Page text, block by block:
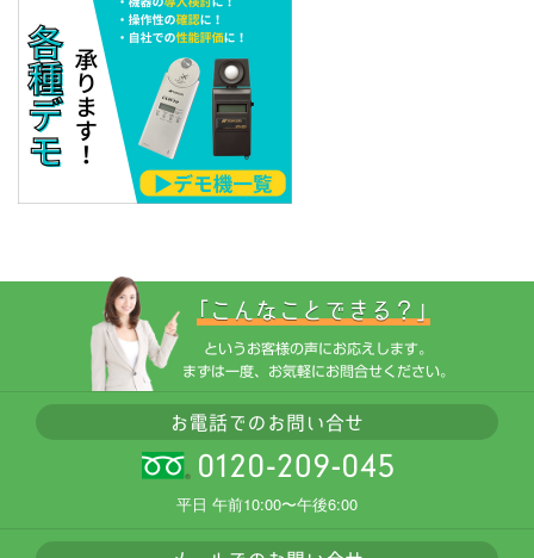
平日 午前10:00〜午後6:00